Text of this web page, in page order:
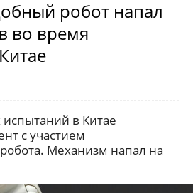
робот напал
во время
в Китае
с участием
Механизм напал на